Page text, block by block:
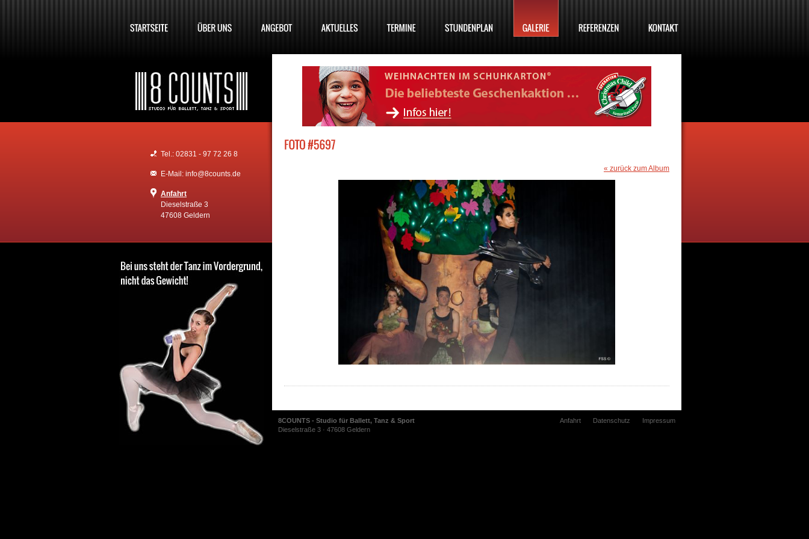
Tel.: 02831 - 97 72 26 8
E-Mail: info@8counts.de
Anfahrt
Dieselstraße 3
47608 Geldern
« zurück zum Album
8COUNTS - Studio für Ballett, Tanz & Sport
Dieselstraße 3 · 47608 Geldern
Anfahrt Datenschutz Impressum